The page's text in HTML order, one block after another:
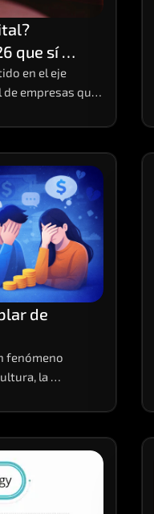
que sí
práctica
en el eje
empresas que
de
fenómeno
la